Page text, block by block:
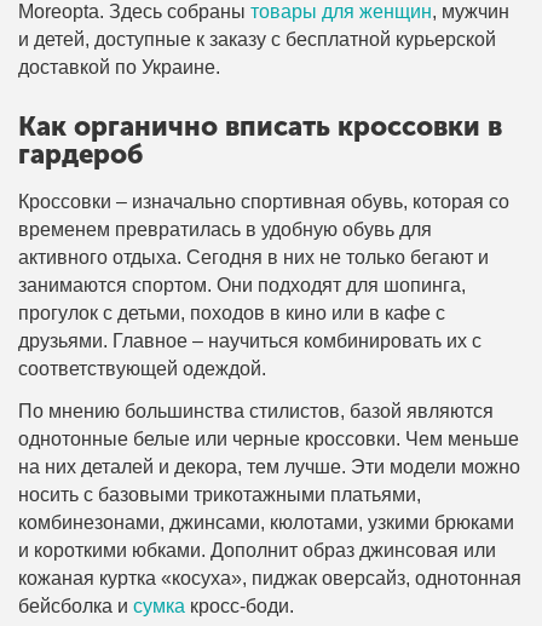
Moreopta. Здесь собранытовары для женщин, мужчин
и детей, доступные к заказу с бесплатной курьерской
доставкой по Украине.
Как органично вписать кроссовки в
гардероб
Кроссовки – изначально спортивная обувь, которая со
временем превратилась в удобную обувь для
активного отдыха. Сегодня в них не только бегают и
занимаются спортом. Они подходят для шопинга,
прогулок с детьми, походов в кино или в кафе с
друзьями. Главное – научиться комбинировать их с
соответствующей одеждой.
По мнению большинства стилистов, базой являются
однотонные белые или черные кроссовки. Чем меньше
на них деталей и декора, тем лучше. Эти модели можно
носить с базовыми трикотажными платьями,
комбинезонами, джинсами, кюлотами, узкими брюками
и короткими юбками. Дополнит образ джинсовая или
кожаная куртка «косуха», пиджак оверсайз, однотонная
бейсболка исумка кросс-боди.